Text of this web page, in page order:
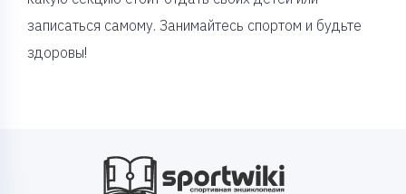
записаться самому. Занимайтесь спортом и будьте
здоровы!